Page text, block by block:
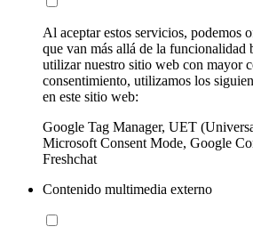
Al aceptar estos servicios, podemos
que van más allá de la funcionalidad
utilizar nuestro sitio web con mayor
consentimiento, utilizamos los
en este sitio web:
Google Tag Manager, UET
Microsoft Consent Mode, Google
Freshchat
Contenido multimedia externo